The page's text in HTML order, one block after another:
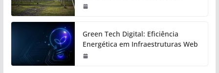
Green Tech Digital: Eficiência
Energética em Infraestruturas Web